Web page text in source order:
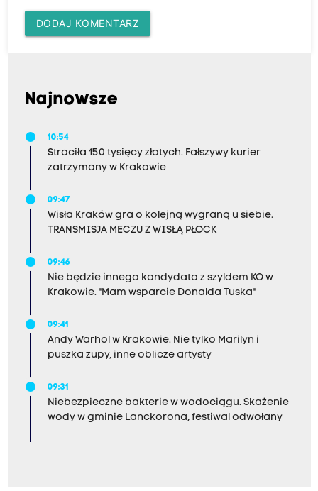
DODAJ KOMENTARZ
Najnowsze
10:54
Straciła 150 tysięcy złotych. Fałszywy kurier
zatrzymany w Krakowie
09:47
Wisła Kraków gra o kolejną wygraną u siebie.
TRANSMISJA MECZU Z WISŁĄ PŁOCK
09:46
Nie będzie innego kandydata z szyldem KO w
Krakowie. "Mam wsparcie Donalda Tuska"
09:41
Andy Warhol w Krakowie. Nie tylko Marilyn i
puszka zupy, inne oblicze artysty
09:31
Niebezpieczne bakterie w wodociągu. Skażenie
wody w gminie Lanckorona, festiwal odwołany